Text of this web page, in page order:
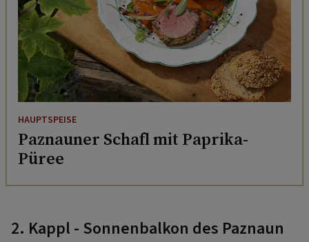
HAUPTSPEISE
Paznauner Schafl mit Paprika-
Püree
2. Kappl - Sonnenbalkon des Paznaun